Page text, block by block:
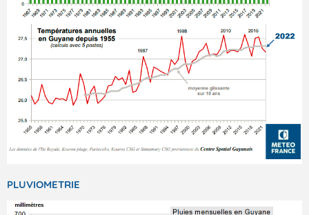
PLUVIOMETRIE